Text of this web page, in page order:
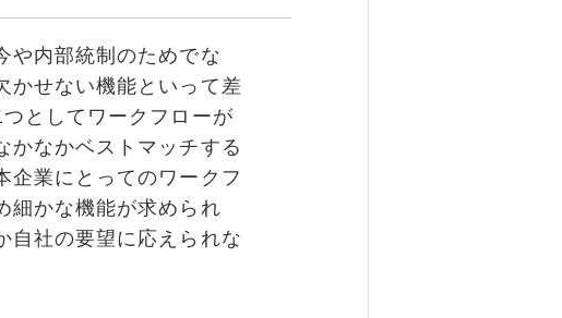
や内部統制のためでな
かせない機能といって差
としてワークフローが
かなかベストマッチする
企業にとってのワークフ
細かな機能が求められ
自社の要望に応えられな